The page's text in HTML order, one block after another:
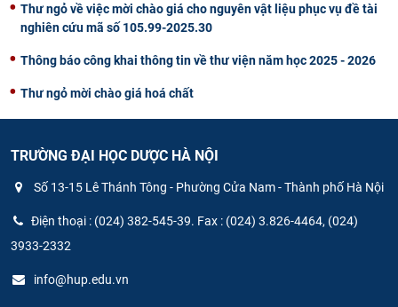
Thư ngỏ về việc mời chào giá cho nguyên vật liệu phục vụ đề tài
nghiên cứu mã số 105.99-2025.30
Thông báo công khai thông tin về thư viện năm học 2025 - 2026
Thư ngỏ mời chào giá hoá chất
TRƯỜNG ĐẠI HỌC DƯỢC HÀ NỘI
Số 13-15 Lê Thánh Tông - Phường Cửa Nam - Thành phố Hà Nội
Điện thoại : (024) 382-545-39. Fax : (024) 3.826-4464, (024)
3933-2332
info@hup.edu.vn